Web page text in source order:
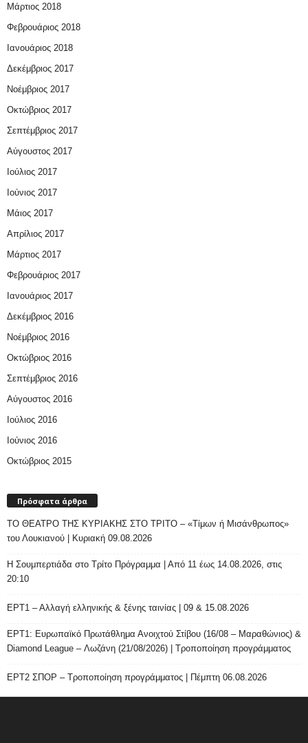
Μάρτιος 2018
Φεβρουάριος 2018
Ιανουάριος 2018
Δεκέμβριος 2017
Νοέμβριος 2017
Οκτώβριος 2017
Σεπτέμβριος 2017
Αύγουστος 2017
Ιούλιος 2017
Ιούνιος 2017
Μάιος 2017
Απρίλιος 2017
Μάρτιος 2017
Φεβρουάριος 2017
Ιανουάριος 2017
Δεκέμβριος 2016
Νοέμβριος 2016
Οκτώβριος 2016
Σεπτέμβριος 2016
Αύγουστος 2016
Ιούλιος 2016
Ιούνιος 2016
Οκτώβριος 2015
Πρόσφατα άρθρα
ΤΟ ΘΕΑΤΡΟ ΤΗΣ ΚΥΡΙΑΚΗΣ ΣΤΟ ΤΡΙΤΟ – «Τίμων ή Μισάνθρωπος»
του Λουκιανού | Κυριακή 09.08.2026
H Σουμπερτιάδα στο Τρίτο Πρόγραμμα | Από 11 έως 14.08.2026, στις
20:10
ΕΡΤ1 – Αλλαγή ελληνικής & ξένης ταινίας | 09 & 15.08.2026
ΕΡΤ1: Ευρωπαϊκό Πρωτάθλημα Ανοιχτού Στίβου (16/08 – Μαραθώνιος) &
Diamond League – Λωζάνη (21/08/2026) | Τροποποίηση προγράμματος
ΕΡΤ2 ΣΠΟΡ – Τροποποίηση προγράμματος | Πέμπτη 06.08.2026